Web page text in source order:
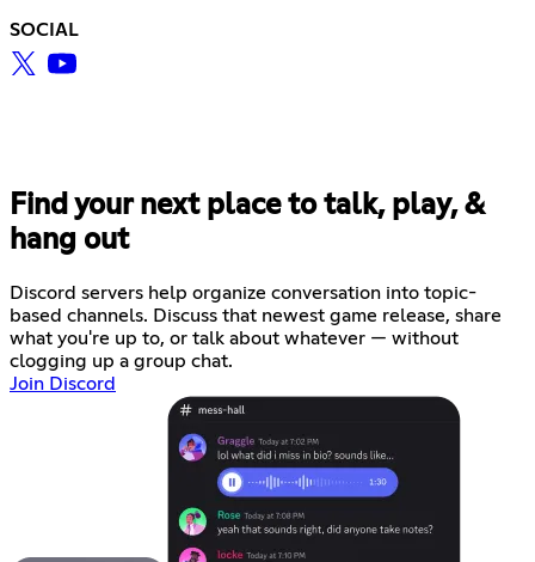
SOCIAL
Find your next place to talk, play, &
hang out
Discord servers help organize conversation into topic-
based channels. Discuss that newest game release, share
what you're up to, or talk about whatever — without
clogging up a group chat.
Join Discord